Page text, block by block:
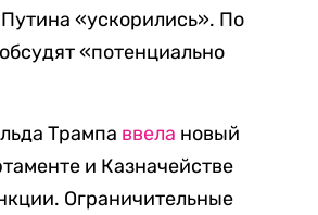
«ускорились». По
«потенциально
Трампа ввела новый
и Казначействе
Ограничительные